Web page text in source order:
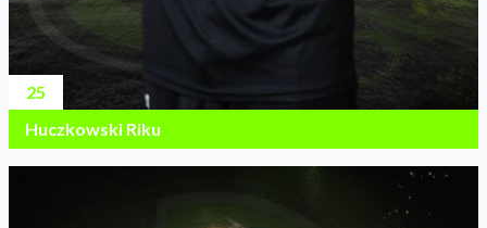
25
Huczkowski Riku